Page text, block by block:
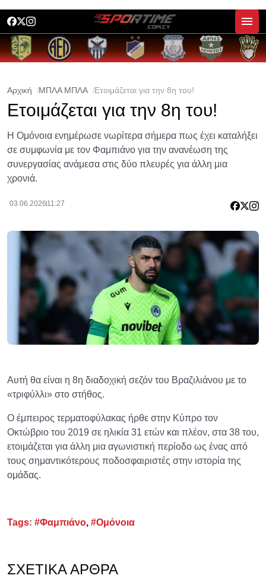
Αρχική ΜΠΛΑ ΜΠΛΑ Ετοιμάζεται για την 8η του!
Ετοιμάζεται για την 8η του!
Η Ομόνοια ενημέρωσε νωρίτερα σήμερα πως έχει καταλήξει
σε συμφωνία με τον Φαμπιάνο για την ανανέωση της
συνεργασίας ανάμεσα στις δύο πλευρές για άλλη μια
χρονιά.
03.06.2026 11:27
Αυτή θα είναι η 8η διαδοχική σεζόν του Βραζιλιάνου με το
«τριφύλλι» στο στήθος.
Ο έμπειρος τερματοφύλακας ήρθε στην Κύπρο τον
Οκτώβριο του 2019 σε ηλικία 31 ετών και πλέον, στα 38 του,
ετοιμάζεται για άλλη μια αγωνιστική περίοδο ως ένας από
τους σημαντικότερους ποδοσφαιριστές στην ιστορία της
ομάδας.
Tags: #Φαμπιάνο, #Ομόνοια
ΣΧΕΤΙΚΆ ΆΡΘΡΑ